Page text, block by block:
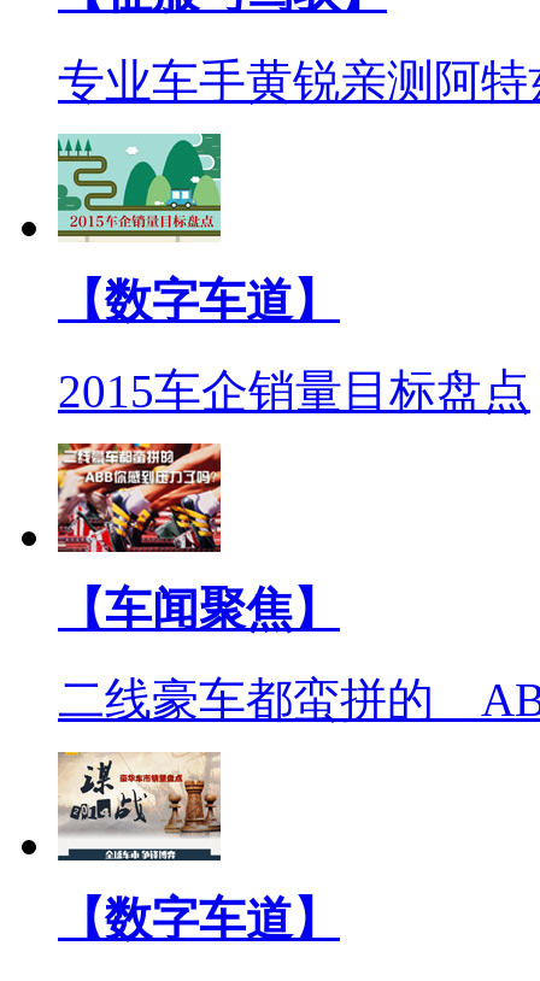
专业车手黄锐亲测阿特
【数字车道】
2015车企销量目标盘点
【车闻聚焦】
二线豪车都蛮拼的
【数字车道】